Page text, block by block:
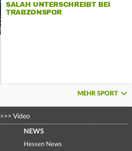
SALAH UNTERSCHREIBT BEI
TRABZONSPOR
MEHR SPORT
>>> Video
NEWS
Hessen News